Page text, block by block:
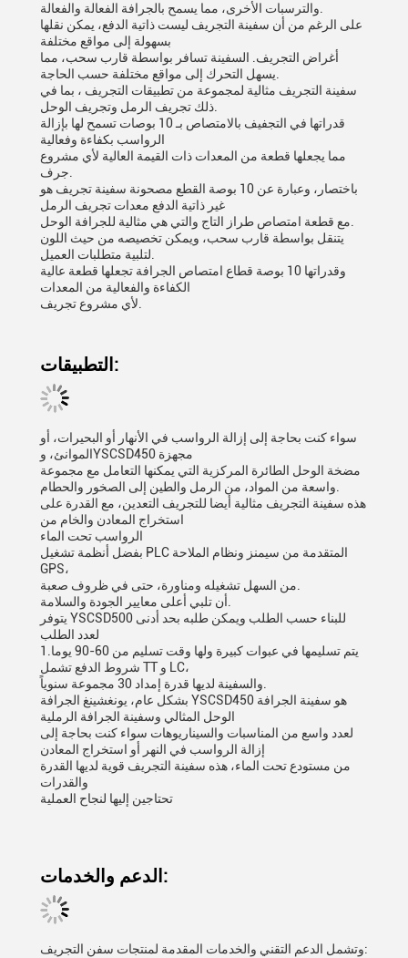
على الرغم من أن سفينة التجريف ليست ذاتية الدفع، يمكن نقلها
بسهولة إلى مواقع مختلفة
أغراض التجريف. السفينة تسافر بواسطة قارب سحب، مما
سفينة التجريف مثالية لمجموعة من تطبيقات التجريف ، بما في
قدراتها في التجفيف بالامتصاص بـ 10 بوصات تسمح لها بإزالة
الرواسب بكفاءة وفعالية
مما يجعلها قطعة من المعدات ذات القيمة العالية لأي مشروع
باختصار، وعبارة عن 10 بوصة القطع مصحونة سفينة تجريف هو
غير ذاتية الدفع معدات تجريف الرمل
يتنقل بواسطة قارب سحب، ويمكن تخصيصه من حيث اللون
وقدراتها 10 بوصة قطاع امتصاص الجرافة تجعلها قطعة عالية
الكفاءة والفعالية من المعدات
التطبيقات:
سواء كنت بحاجة إلى إزالة الرواسب في الأنهار أو البحيرات، أو
الموانئ، وYSCSD450 مجهزة
مضخة الوحل الطائرة المركزية التي يمكنها التعامل مع مجموعة
هذه سفينة التجريف مثالية أيضا للتجريف التعدين، مع القدرة على
استخراج المعادن والخام من
الرواسب تحت الماء
بفضل أنظمة تشغيل PLC المتقدمة من سيمنز ونظام الملاحة
GPS،
يتوفر YSCSD500 للبناء حسب الطلب ويمكن طلبه بحد أدنى
لعدد الطلب
1يتم تسليمها في عبوات كبيرة ولها وقت تسليم من 60-90 يوما.
شروط الدفع تشمل TT و LC،
بشكل عام، يونغشينغ الجرافة YSCSD450 هو سفينة الجرافة
الوحل المثالي وسفينة الجرافة الرملية
لعدد واسع من المناسبات والسيناريوهات سواء كنت بحاجة إلى
إزالة الرواسب في النهر أو استخراج المعادن
من مستودع تحت الماء، هذه سفينة التجريف قوية لديها القدرة
والقدرات
تحتاجين إليها لنجاح العملية
الدعم والخدمات:
وتشمل الدعم التقني والخدمات المقدمة لمنتجات سفن التجريف: